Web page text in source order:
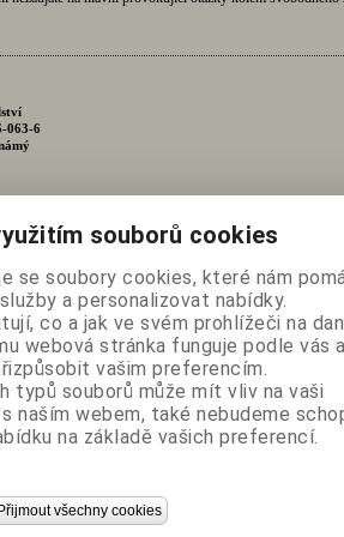
063-6
společnost 1770-1810Publikace si na své druhé a výrazně
počkat dvacet let. Nyní vycházejí tyto esejistickou a čtivou
aristokracie a její výrazné spojení...
80-204-1557-8
neznámý
Klíč k Šalomounovu klíči se zabývá legendární
z historického i esoterního pohledu, přičemž důkladně
souborů cookies
se soubory cookies, které nám
a personalizovat nabídky.
co a jak ve svém prohlížeči na
webová stránka funguje podle vás
vašim preferencím.
typů souborů může mít vliv na vaši
naším webem, také nebudeme
na základě vašich preferencí.
všechny cookies